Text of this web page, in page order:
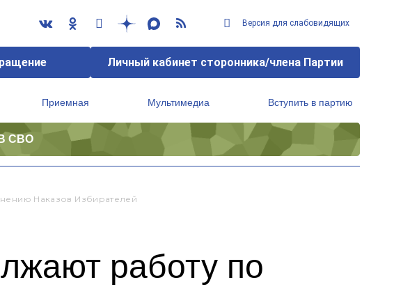
Версия для слабовидящих
Личный кабинет сторонника/члена Партии
Приемная Мультимедиа Вступить в партию
СВО
Наказов Избирателей
работу по